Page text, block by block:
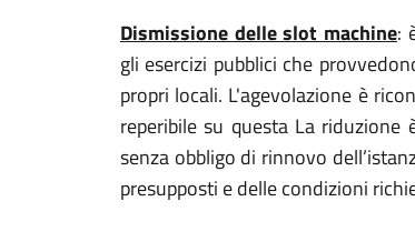
Dismissione delle slot machine:
gli esercizi pubblici che
propri locali. L'agevolazione è
reperibile su questa La riduzione
senza obbligo di rinnovo
presupposti e delle condizioni